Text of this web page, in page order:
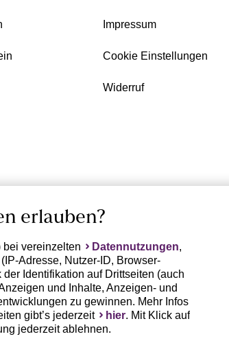
Impressum
Cookie Einstellungen
Widerruf
erlauben?
bei vereinzelten Datennutzungen,
Adresse, Nutzer-ID, Browser-
Identifikation auf Drittseiten (auch
und Inhalte, Anzeigen- und
zu gewinnen. Mehr Infos
gibt’s jederzeit
hier. Mit Klick auf
jederzeit ablehnen.